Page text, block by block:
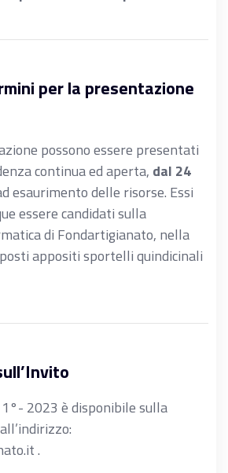
per la presentazione
possono essere presentati
continua ed aperta, dal 24
esaurimento delle risorse. Essi
essere candidati sulla
di Fondartigianato, nella
appositi sportelli quindicinali
2023 è disponibile sulla
.